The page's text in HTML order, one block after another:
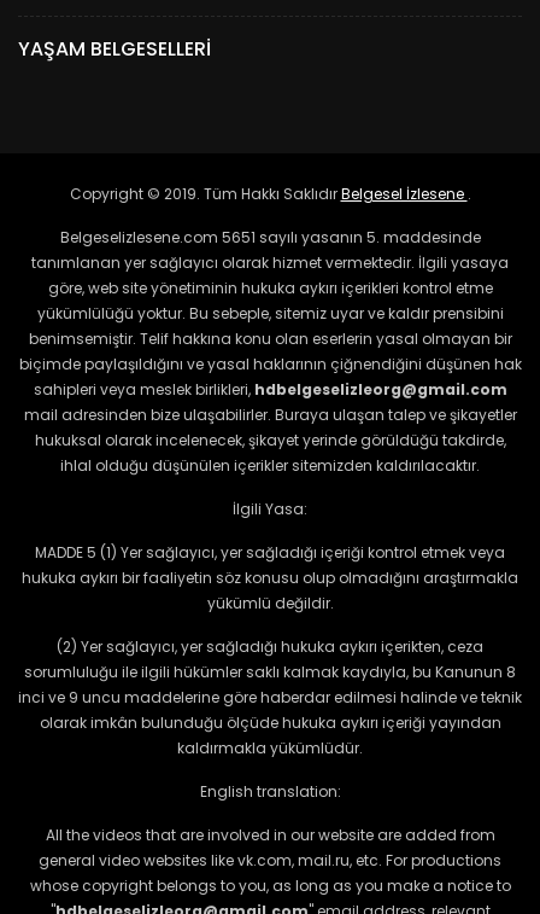
YAŞAM BELGESELLERI
Copyright © 2019. Tüm Hakkı SaklıdırBelgesel İzlesene .
Belgeselizlesene.com 5651 sayılı yasanın 5. maddesinde
tanımlanan yer sağlayıcı olarak hizmet vermektedir. İlgili yasaya
göre, web site yönetiminin hukuka aykırı içerikleri kontrol etme
yükümlülüğü yoktur. Bu sebeple, sitemiz uyar ve kaldır prensibini
benimsemiştir. Telif hakkına konu olan eserlerin yasal olmayan bir
biçimde paylaşıldığını ve yasal haklarının çiğnendiğini düşünen hak
sahipleri veya meslek birlikleri, hdbelgeselizleorg@gmail.com
mail adresinden bize ulaşabilirler. Buraya ulaşan talep ve şikayetler
hukuksal olarak incelenecek, şikayet yerinde görüldüğü takdirde,
ihlal olduğu düşünülen içerikler sitemizden kaldırılacaktır.
İlgili Yasa:
MADDE 5 (1) Yer sağlayıcı, yer sağladığı içeriği kontrol etmek veya
hukuka aykırı bir faaliyetin söz konusu olup olmadığını araştırmakla
yükümlü değildir.
(2) Yer sağlayıcı, yer sağladığı hukuka aykırı içerikten, ceza
sorumluluğu ile ilgili hükümler saklı kalmak kaydıyla, bu Kanunun 8
inci ve 9 uncu maddelerine göre haberdar edilmesi halinde ve teknik
olarak imkân bulunduğu ölçüde hukuka aykırı içeriği yayından
kaldırmakla yükümlüdür.
English translation:
All the videos that are involved in our website are added from
general video websites like vk.com, mail.ru, etc. For productions
whose copyright belongs to you, as long as you make a notice to